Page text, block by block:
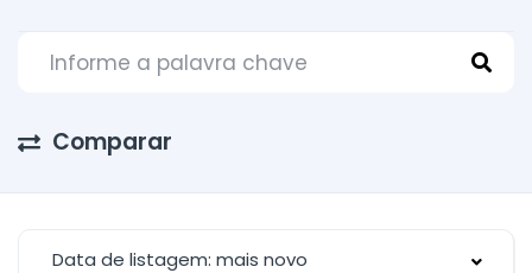
Comparar
Data de listagem: mais novo